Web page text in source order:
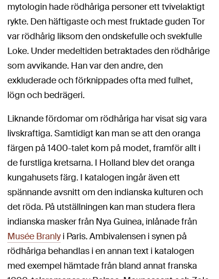
mytologin hade rödhåriga personer ett tvivelaktigt
rykte. Den häftigaste och mest fruktade guden Tor
var rödhårig liksom den ondskefulle och svekfulle
Loke. Under medeltiden betraktades den rödhårige
som avvikande. Han var den andre, den
exkluderade och förknippades ofta med fulhet,
lögn och bedrägeri.
Liknande fördomar om rödhåriga har visat sig vara
livskraftiga. Samtidigt kan man se att den oranga
färgen på 1400-talet kom på modet, framför allt i
de furstliga kretsarna. I Holland blev det oranga
kungahusets färg. I katalogen ingår även ett
spännande avsnitt om den indianska kulturen och
det röda. På utställningen kan man studera flera
indianska masker från Nya Guinea, inlånade från
Musée Branlyi Paris. Ambivalensen i synen på
rödhåriga behandlas i en annan text i katalogen
med exempel hämtade från bland annat franska